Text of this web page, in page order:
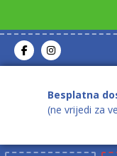
Besplatna
(ne vrijedi za